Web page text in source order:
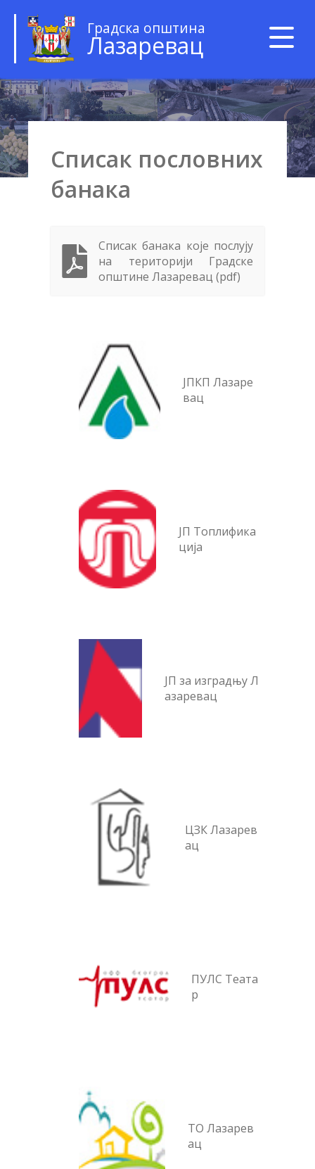
Градска општина
Лазаревац
Списак пословних
банака
Списак банака које послују
на територији Градске
општине Лазаревац (pdf)
ЈПКП Лазаре
вац
ЈП Топлифика
ција
ЈП за изградњу Л
азаревац
ЦЗК Лазарев
ац
ПУЛС Теата
р
ТО Лазарев
ац